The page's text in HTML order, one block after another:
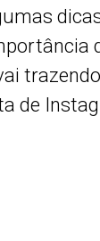
de